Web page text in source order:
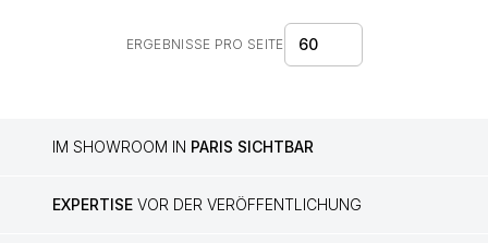
ERGEBNISSE PRO SEITE 60
IM SHOWROOM IN PARIS SICHTBAR
EXPERTISE VOR DER VERÖFFENTLICHUNG